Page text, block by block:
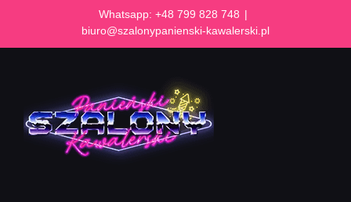
content
Whatsapp: +48 799 828 748 |
biuro@szalonypanienski-kawalerski.pl